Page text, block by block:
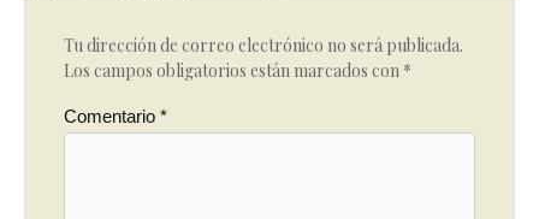
Tu dirección de correo electrónico no será publicada.
Los campos obligatorios están marcados con *
Comentario *